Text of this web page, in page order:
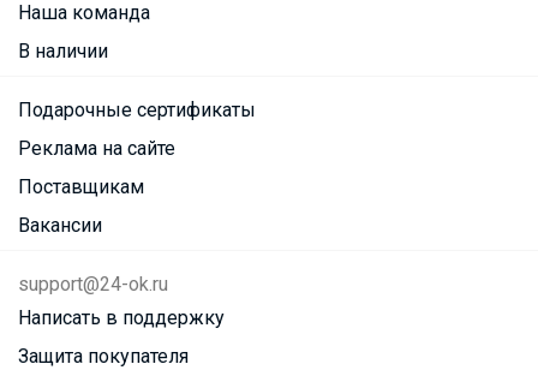
Наша команда
В наличии
Подарочные сертификаты
Реклама на сайте
Поставщикам
Вакансии
support@24-ok.ru
Написать в поддержку
Защита покупателя